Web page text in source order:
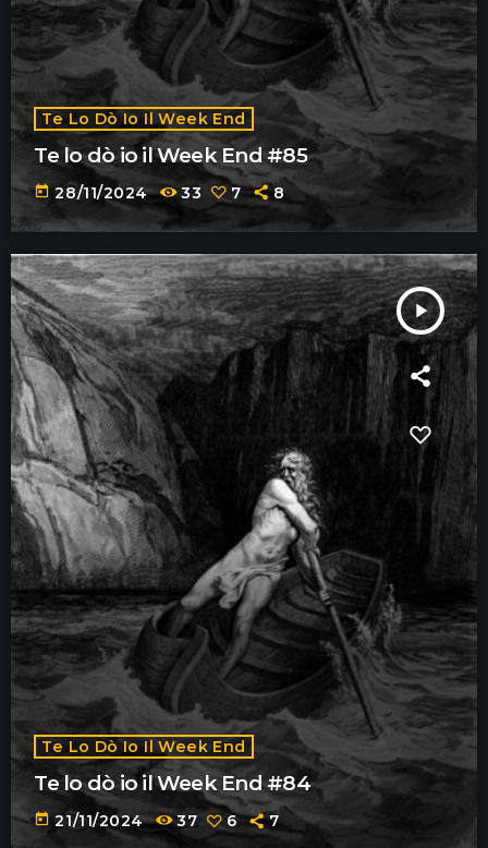
Te Lo Dò Io Il Week End
Te lo dò io il Week End #85
today 28/11/2024 33 7 8
play_arrow
Te Lo Dò Io Il Week End
Te lo dò io il Week End #84
today 21/11/2024 37 6 7